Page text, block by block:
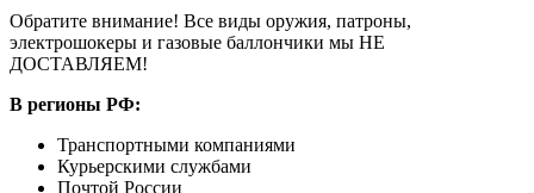
Обратите внимание! Все виды оружия, патроны,
электрошокеры и газовые баллончики мы НЕ
ДОСТАВЛЯЕМ!
В регионы РФ:
Транспортными компаниями
Курьерскими службами
Почтой России